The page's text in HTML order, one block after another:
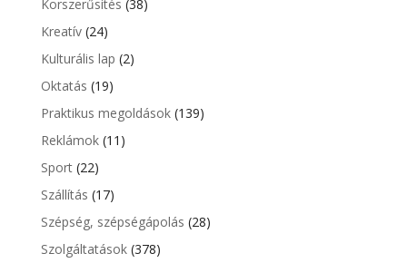
Korszerűsítés (38)
Kreatív(24)
Kulturális lap (2)
Oktatás (19)
Praktikus megoldások(139)
Reklámok(11)
Sport(22)
Szállítás (17)
Szépség, szépségápolás (28)
Szolgáltatások(378)